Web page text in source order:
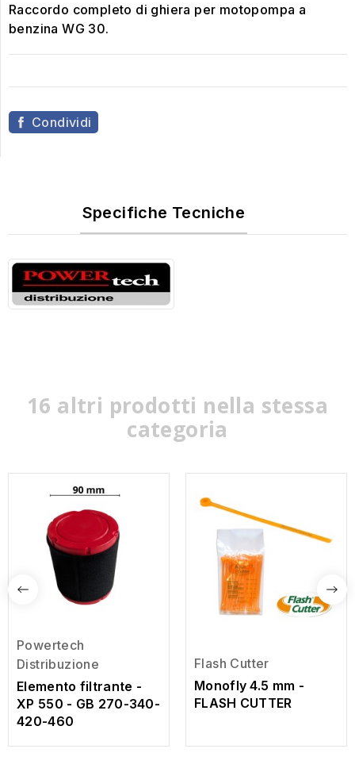
Raccordo completo di ghiera per motopompa a
benzina WG 30.
Condividi
Specifiche Tecniche
16 altri prodotti nella stessa
categoria
Powertech
Distribuzione
Elemento filtrante -
XP 550 - GB 270-340-
420-460
Flash Cutter
Monofly 4.5 mm -
FLASH CUTTER